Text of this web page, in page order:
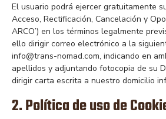
El usuario podrá ejercer gratuitamente
Acceso, Rectificación, Cancelación y
ARCO’) en los términos legalmente
ello dirigir correo electrónico a la
info@trans-nomad.com, indicando en
apellidos y adjuntando fotocopia de su
dirigir carta escrita a nuestro domicilio
2. Política de uso de